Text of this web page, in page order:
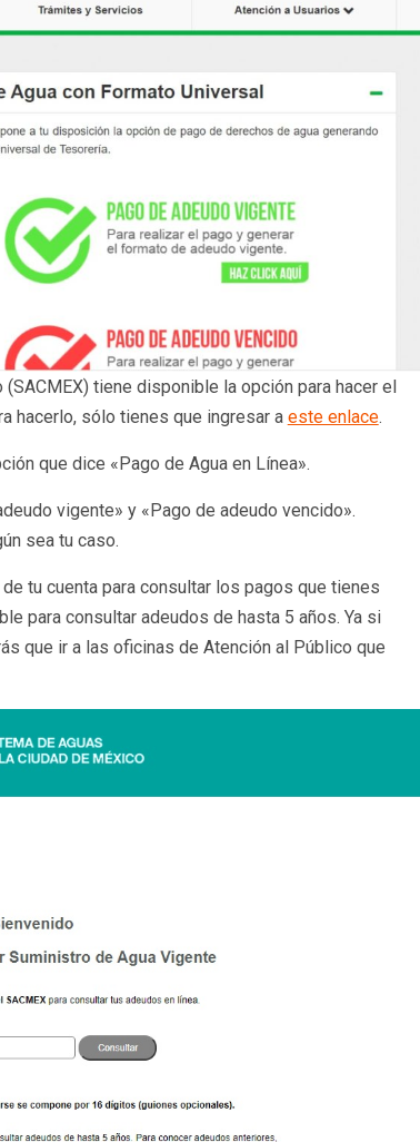
tiene disponible la opción para hacer el
hacerlo, sólo tienes que ingresar a este enlace.
que dice «Pago de Agua en Línea».
vigente» y «Pago de adeudo vencido».
sea tu caso.
tu cuenta para consultar los pagos que tienes
para consultar adeudos de hasta 5 años. Ya si
que ir a las oficinas de Atención al Público que